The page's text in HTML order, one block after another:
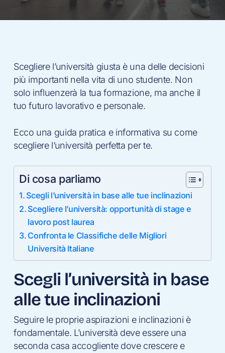
Scegliere l’università giusta è una delle decisioni
più importanti nella vita di uno studente. Non
solo influenzerà la tua formazione, ma anche il
tuo futuro lavorativo e personale.
Ecco una guida pratica e informativa su come
scegliere l’università perfetta per te.
Di cosa parliamo
Scegli l’università in base alle tue inclinazioni
Scegliere l’università: opportunità di stage e
lavoro post laurea
Confronta le Classifiche delle Migliori
Università Italiane
Scegli l’università in base
alle tue inclinazioni
Seguire le proprie aspirazioni e inclinazioni è
fondamentale. L’università deve essere una
seconda casa accogliente dove crescere e